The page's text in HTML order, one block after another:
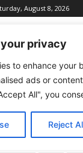
privacy
to enhance your
ads or
All", you
Reject
August 8, 2026
CELEBRITIES